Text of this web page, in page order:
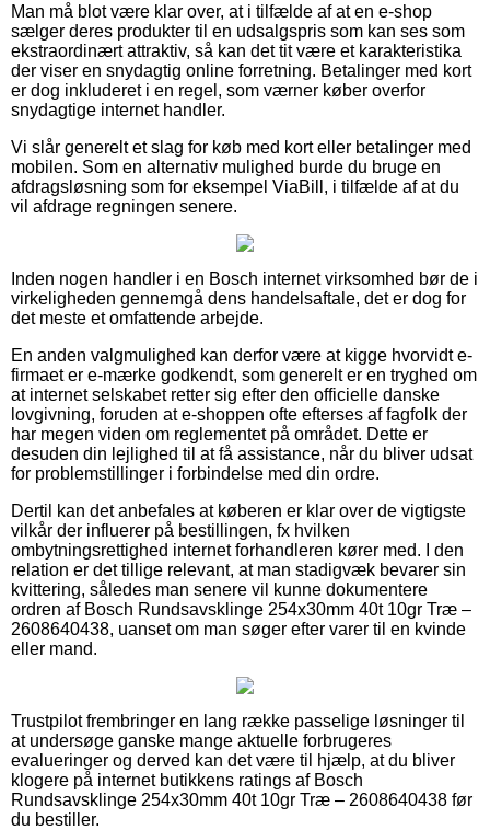
Man må blot være klar over, at i tilfælde af at en e-shop
sælger deres produkter til en udsalgspris som kan ses som
ekstraordinært attraktiv, så kan det tit være et karakteristika
der viser en snydagtig online forretning. Betalinger med kort
er dog inkluderet i en regel, som værner køber overfor
snydagtige internet handler.
Vi slår generelt et slag for køb med kort eller betalinger med
mobilen. Som en alternativ mulighed burde du bruge en
afdragsløsning som for eksempel ViaBill, i tilfælde af at du
vil afdrage regningen senere.
Inden nogen handler i en Bosch internet virksomhed bør de i
virkeligheden gennemgå dens handelsaftale, det er dog for
det meste et omfattende arbejde.
En anden valgmulighed kan derfor være at kigge hvorvidt e-
firmaet er e-mærke godkendt, som generelt er en tryghed om
at internet selskabet retter sig efter den officielle danske
lovgivning, foruden at e-shoppen ofte efterses af fagfolk der
har megen viden om reglementet på området. Dette er
desuden din lejlighed til at få assistance, når du bliver udsat
for problemstillinger i forbindelse med din ordre.
Dertil kan det anbefales at køberen er klar over de vigtigste
vilkår der influerer på bestillingen, fx hvilken
ombytningsrettighed internet forhandleren kører med. I den
relation er det tillige relevant, at man stadigvæk bevarer sin
kvittering, således man senere vil kunne dokumentere
ordren af Bosch Rundsavsklinge 254x30mm 40t 10gr Træ –
2608640438, uanset om man søger efter varer til en kvinde
eller mand.
Trustpilot frembringer en lang række passelige løsninger til
at undersøge ganske mange aktuelle forbrugeres
evalueringer og derved kan det være til hjælp, at du bliver
klogere på internet butikkens ratings af Bosch
Rundsavsklinge 254x30mm 40t 10gr Træ – 2608640438 før
du bestiller.